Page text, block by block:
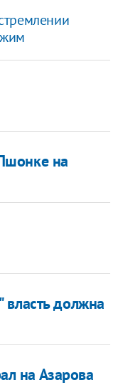
на
власть должна
на Азарова